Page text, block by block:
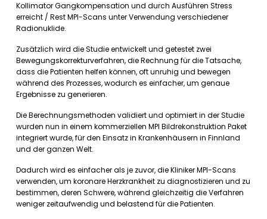
Kollimator Gangkompensation und durch Ausführen Stress
erreicht / Rest MPI-Scans unter Verwendung verschiedener
Radionuklide.
Zusätzlich wird die Studie entwickelt und getestet zwei
Bewegungskorrekturverfahren, die Rechnung für die Tatsache,
dass die Patienten helfen können, oft unruhig und bewegen
während des Prozesses, wodurch es einfacher, um genaue
Ergebnisse zu generieren.
Die Berechnungsmethoden validiert und optimiert in der Studie
wurden nun in einem kommerziellen MPI Bildrekonstruktion Paket
integriert wurde, für den Einsatz in Krankenhäusern in Finnland
und der ganzen Welt.
Dadurch wird es einfacher als je zuvor, die Kliniker MPI-Scans
verwenden, um koronare Herzkrankheit zu diagnostizieren und zu
bestimmen, deren Schwere, während gleichzeitig die Verfahren
weniger zeitaufwendig und belastend für die Patienten.